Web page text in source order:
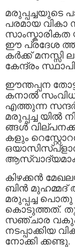
മരുപ്പച്ചയുടെ
പരമായ വികാ
ഈ പ്രദേശ
കര്‍ക്ക് മനസ്സി
കേന്ദ്രം സ്ഥാപി
ഈന്തപ്പന
കനാല്‍
എത്തുന്ന
മരുപ്പച്ച യില്‍
ങ്ങള്‍
കളും
കിഴക്കന്‍
ബിന്‍
മരുപ്പച്ച
കൊടുത്തത്.
സഞ്ചാര
നടപ്പാക്കിയ
നോക്കി ക്കണ്ടു.